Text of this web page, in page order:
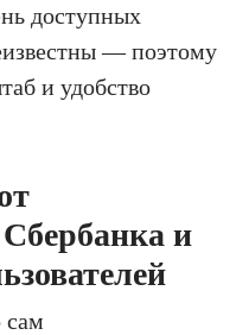
доступных
— поэтому
и удобство
и
сам